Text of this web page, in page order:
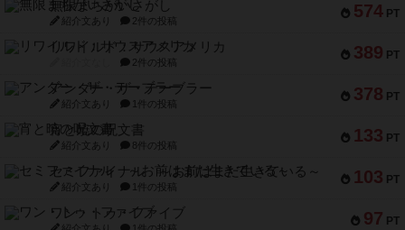
574 PT
無限まちがいさがし
紹介文あり 2件の投稿
389 PT
リワイルド：サウスアメリカ
2件の投稿
378 PT
アンダー・ザ・テーブラー
紹介文あり 1件の投稿
133 PT
宵と暁の呪文書
紹介文あり 8件の投稿
103 PT
セミファイナル ～お前はまだ生きている～
紹介文あり 1件の投稿
97 PT
ワン・トゥ・ファイブ